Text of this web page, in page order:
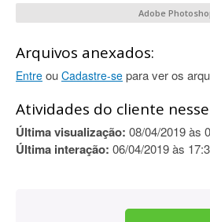
Adobe
Arquivos anexados:
Entre ou Cadastre-se para ver os
Atividades do cliente
Última visualização: 08/04/2019 às
Última interação: 06/04/2019 às